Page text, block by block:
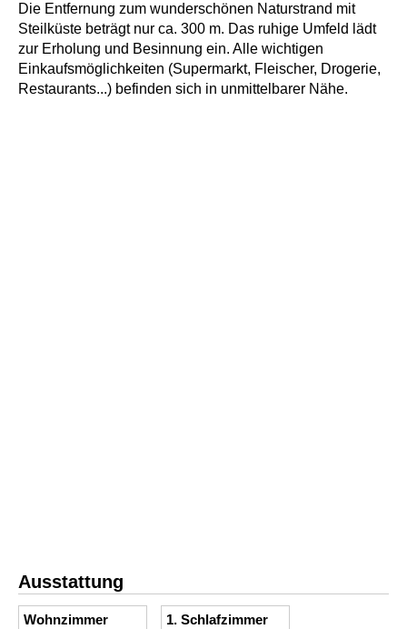
Die Entfernung zum wunderschönen Naturstrand mit
Steilküste beträgt nur ca. 300 m. Das ruhige Umfeld lädt
zur Erholung und Besinnung ein. Alle wichtigen
Einkaufsmöglichkeiten (Supermarkt, Fleischer, Drogerie,
Restaurants...) befinden sich in unmittelbarer Nähe.
Ausstattung
Wohnzimmer
1. Schlafzimmer